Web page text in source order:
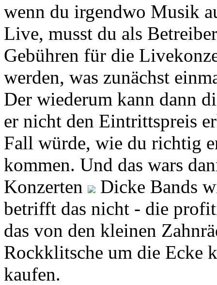
wenn du irgendwo Musik
Live, musst du als
Gebühren für die
werden, was zunächst
Der wiederum kann dann
er nicht den Eintrittspreis
Fall würde, wie du richtig
kommen. Und das wars
Konzerten
Dicke Bands
betrifft das nicht - die
das von den kleinen
Rockklitsche um die Ecke
kaufen.